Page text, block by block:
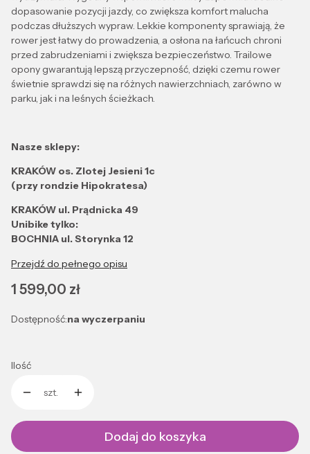
dopasowanie pozycji jazdy, co zwiększa komfort malucha
podczas dłuższych wypraw. Lekkie komponenty sprawiają, że
rower jest łatwy do prowadzenia, a osłona na łańcuch chroni
przed zabrudzeniami i zwiększa bezpieczeństwo. Trailowe
opony gwarantują lepszą przyczepność, dzięki czemu rower
świetnie sprawdzi się na różnych nawierzchniach, zarówno w
parku, jak i na leśnych ścieżkach.
Nasze sklepy:
KRAKÓW os. Zlotej Jesieni 1c
(przy rondzie Hipokratesa)
KRAKÓW ul. Prądnicka 49
Unibike tylko:
BOCHNIA ul. Storynka 12
Przejdź do pełnego opisu
Cena
1 599,00 zł
Dostępność:na wyczerpaniu
Ilość
szt.
Dodaj do koszyka